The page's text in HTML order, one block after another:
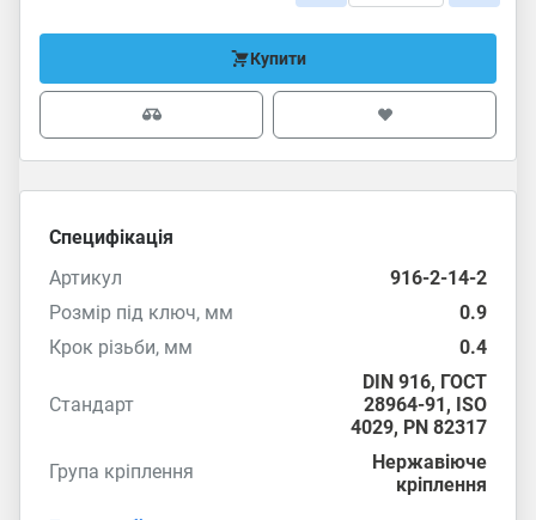
Купити
Специфікація
Артикул
916-2-14-2
Розмір під ключ, мм
0.9
Крок різьби, мм
0.4
Стандарт
DIN 916, ГОСТ
28964-91, ISO
4029, PN 82317
Група кріплення
Нержавіюче
кріплення